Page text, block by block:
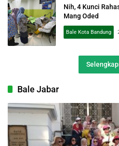
Nih, 4 Kunci
Mang Oded
Bale Kota Bandung
Bale Jabar